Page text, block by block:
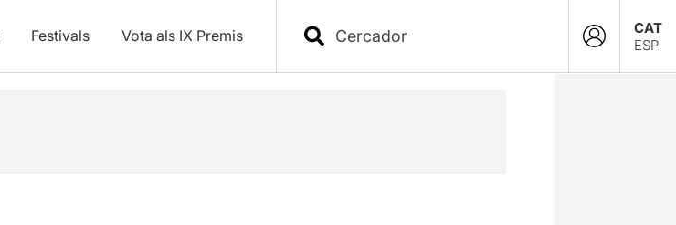
Festivals Vota als IX Premis
CAT
ESP